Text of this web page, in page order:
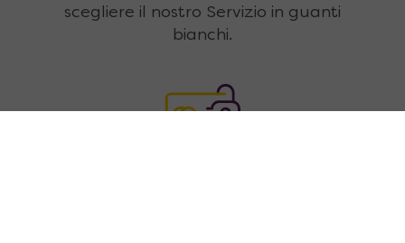
scegliere il nostro Servizio in guanti
bianchi.